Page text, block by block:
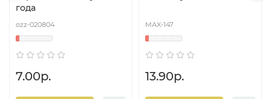
года
ozz-020804
7.00р.
MAX-147
13.90р.